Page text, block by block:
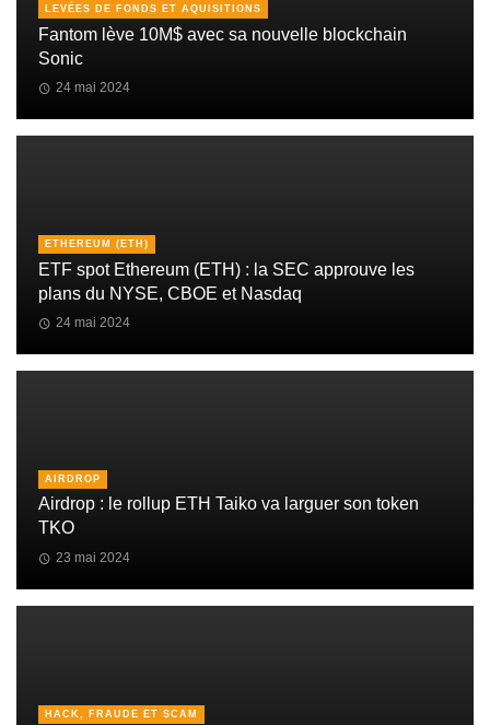
LEVÉES DE FONDS ET AQUISITIONS
Fantom lève 10M$ avec sa nouvelle blockchain
Sonic
24 mai 2024
ETHEREUM (ETH)
ETF spot Ethereum (ETH) : la SEC approuve les
plans du NYSE, CBOE et Nasdaq
24 mai 2024
AIRDROP
Airdrop : le rollup ETH Taiko va larguer son token
TKO
23 mai 2024
HACK, FRAUDE ET SCAM